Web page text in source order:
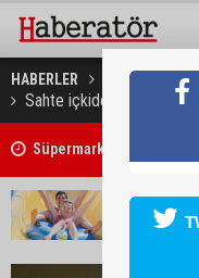
HABERLER DÜNYA
Sahte içkiden ölenlerin
7 Ağustos 2026 Döviz